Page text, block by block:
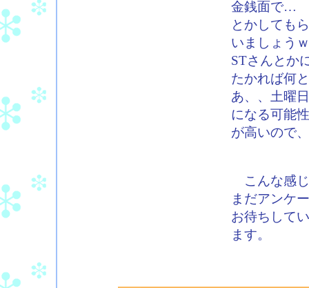
金銭面で…
とかしてもら
いましょう
STさんとか
たかれば何
あ、、土曜
になる可能性
が高いので
こんな感
まだアンケ
お待ちしてい
ます。